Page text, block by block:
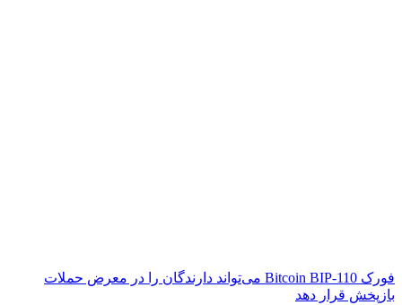
فورک Bitcoin BIP-110 می‌تواند دارندگان را در معرض حملات
بازپخش قرار دهد